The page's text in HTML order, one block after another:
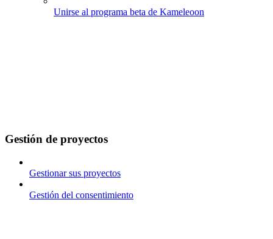
Unirse al programa beta de Kameleoon
Gestión de proyectos
Gestionar sus proyectos
Gestión del consentimiento